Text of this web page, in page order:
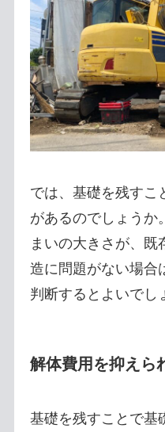
では、基礎を残すこ
があるのでしょうか
まいの大きさが、
造に問題がない場合
判断するとよいでし
解体費用を抑えら
基礎を残すことで基